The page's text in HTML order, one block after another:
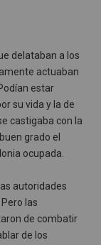
delataban a los
actuaban
estar
su vida y la de
castigaba con la
grado el
ocupada.
autoridades
las
de combatir
de los